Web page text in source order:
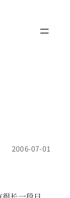
2006-07-01